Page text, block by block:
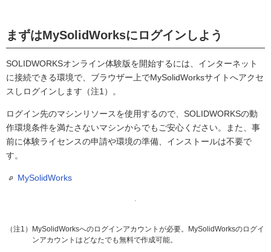
まずはMySolidWorksにログインしよう
SOLIDWORKSオンライン体験版を開始するには、インターネット
に接続できる環境で、ブラウザー上でMySolidWorksサイトへアクセ
スしログインします（注1）。
ログイン先のマシンリソースを使用するので、SOLIDWORKSの動
作環境条件を満たさないマシンからでもご安心ください。また、事
前に体験ライセンスの申請や環境の準備、インストールは不要で
す。
MySolidWorks
（注1）MySolidWorksへのログインアカウントが必要。MySolidWorksのログイ
ンアカウントはどなたでも無料で作成可能。